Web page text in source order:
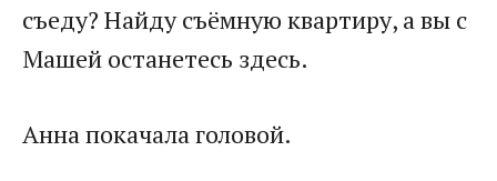
съеду? Найду съёмную квартиру, а вы с
Машей останетесь здесь.
Анна покачала головой.